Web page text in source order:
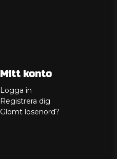
Mitt konto
Logga in
Registrera dig
Glömt lösenord?